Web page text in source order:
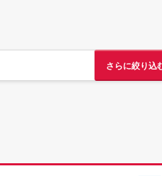
さらに絞り込